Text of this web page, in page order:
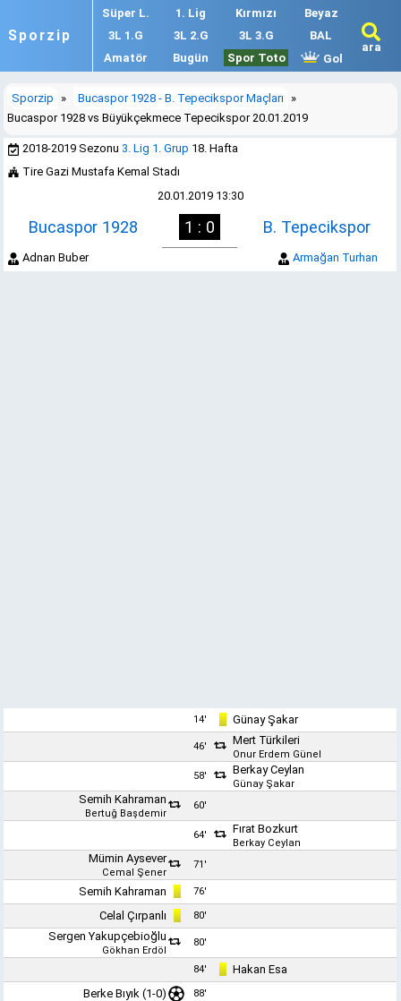
Sporzip
Süper L. 1. Lig Kırmızı
Beyaz
3L 1.G
3L 2.G 3L 3.G
BAL
Amatör
Bugün Spor Toto Gol
ara
Sporzip » Bucaspor 1928 - B. Tepecikspor Maçları
»
Bucaspor 1928 vs Büyükçekmece Tepecikspor 20.01.2019
2018-2019 Sezonu 3. Lig 1. Grup 18. Hafta
Tire Gazi Mustafa Kemal Stadı
20.01.2019 13:30
Bucaspor 1928 1 : 0 B. Tepecikspor
Adnan Buber Armağan Turhan
14' Günay Şakar
46' Mert Türkileri
Onur Erdem Günel
58'
Berkay Ceylan
Günay Şakar
Semih Kahraman
Bertuğ Başdemir
60'
64' Fırat Bozkurt
Berkay Ceylan
Mümin Aysever
Cemal Şener
71'
Semih Kahraman 76'
Celal Çırpanlı 80'
Sergen Yakupçebioğlu
Gökhan Erdöl
80'
84'
Hakan Esa
Berke Bıyık (1-0) 88'